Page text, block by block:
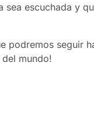
escuchada y
podremos seguir
mundo!